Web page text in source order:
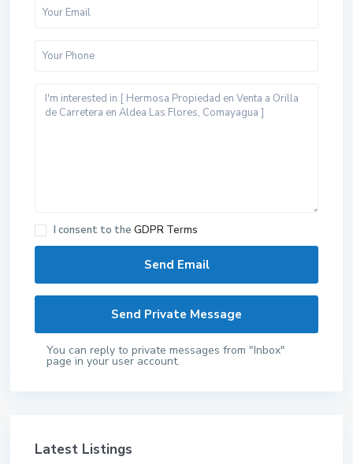
I consent to the GDPR Terms
You can reply to private messages from "Inbox"
page in your user account.
Latest Listings